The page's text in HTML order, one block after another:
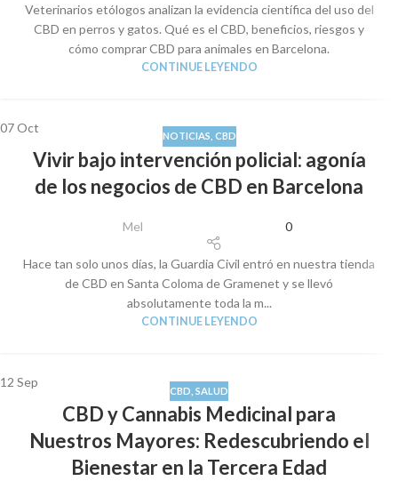
Veterinarios etólogos analizan la evidencia científica del uso del
CBD en perros y gatos. Qué es el CBD, beneficios, riesgos y
cómo comprar CBD para animales en Barcelona.
CONTINUE LEYENDO
07Oct
NOTICIAS CBD
Vivir bajo intervención policial: agonía
de los negocios de CBD en Barcelona
Mel 0
Hace tan solo unos días, la Guardia Civil entró en nuestra tienda
de CBD en Santa Coloma de Gramenet y se llevó
absolutamente toda la m...
CONTINUE LEYENDO
12 Sep
CBD SALUD
CBD y Cannabis Medicinal para
Nuestros Mayores: Redescubriendo el
Bienestar en la Tercera Edad